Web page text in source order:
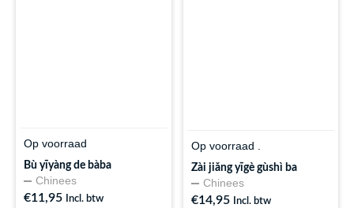
Op voorraad
Bù yīyàng de bàba
Chinees
€11,95 Incl. btw
Op voorraad .
Zài jiǎng yīgè gùshì ba
Chinees
€14,95 Incl. btw